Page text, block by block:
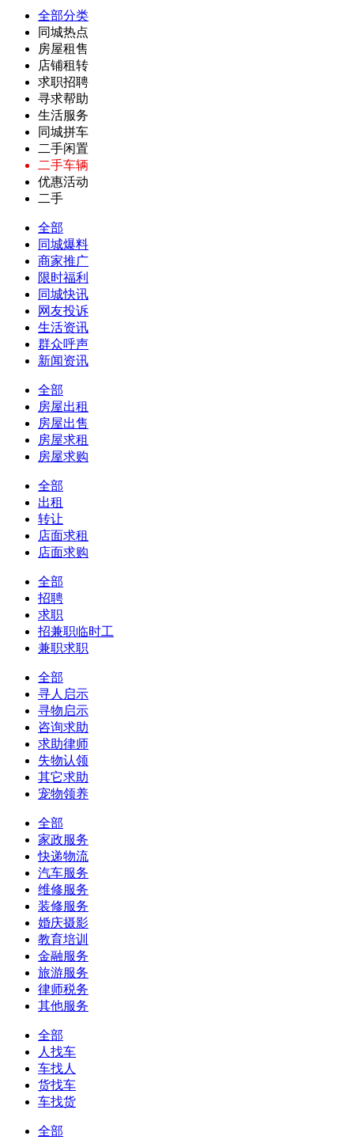
全部分类
同城热点
房屋租售
店铺租转
求职招聘
寻求帮助
生活服务
同城拼车
二手闲置
二手车辆
优惠活动
二手
全部
同城爆料
商家推广
限时福利
同城快讯
网友投诉
生活资讯
群众呼声
新闻资讯
全部
房屋出租
房屋出售
房屋求租
房屋求购
全部
出租
转让
店面求租
店面求购
全部
招聘
求职
招兼职临时工
兼职求职
全部
寻人启示
寻物启示
咨询求助
求助律师
失物认领
其它求助
宠物领养
全部
家政服务
快递物流
汽车服务
维修服务
装修服务
婚庆摄影
教育培训
金融服务
旅游服务
律师税务
其他服务
全部
人找车
车找人
货找车
车找货
全部